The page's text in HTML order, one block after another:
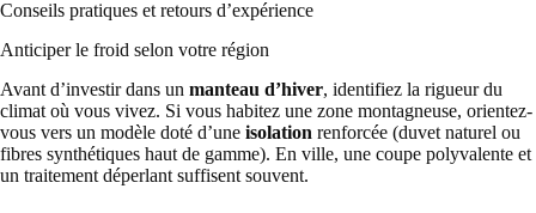
Conseils pratiques et retours d’expérience
Anticiper le froid selon votre région
Avant d’investir dans un manteau d’hiver, identifiez la rigueur du
climat où vous vivez. Si vous habitez une zone montagneuse, orientez-
vous vers un modèle doté d’une isolation renforcée (duvet naturel ou
fibres synthétiques haut de gamme). En ville, une coupe polyvalente et
un traitement déperlant suffisent souvent.